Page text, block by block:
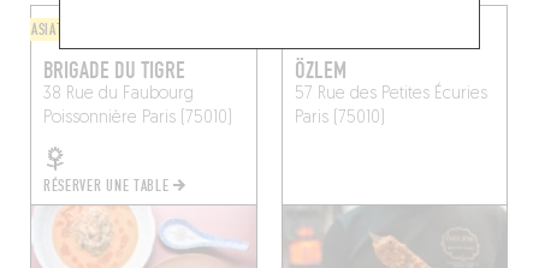
ASIATIQUE
BRIGADE DU TIGRE
38 Rue du Faubourg
Poissonnière Paris (75010)
RÉSERVER UNE TABLE
ÖZLEM
57 Rue des Petites Écuries
Paris (75010)